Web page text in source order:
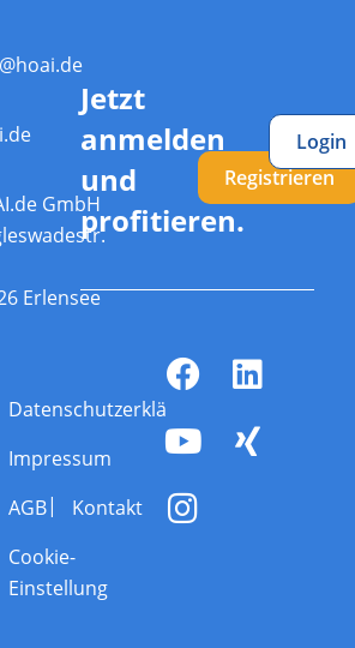
GmbH
Erlensee
Jetzt
anmelden
und
profitieren.
Registrieren
Login
Datenschutzerklärung
Impressum
AGB
Kontakt
Cookie-
Einstellung